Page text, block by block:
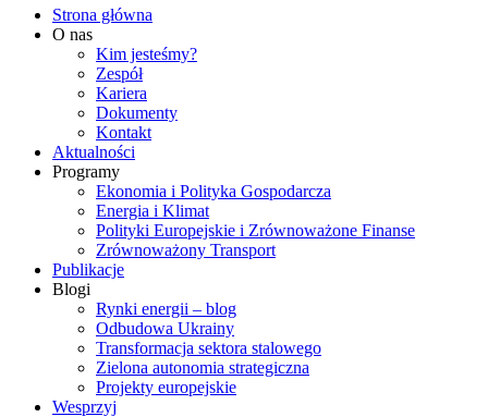
Strona główna
O nas
Kim jesteśmy?
Zespół
Kariera
Dokumenty
Kontakt
Aktualności
Programy
Ekonomia i Polityka Gospodarcza
Energia i Klimat
Polityki Europejskie i Zrównoważone Finanse
Zrównoważony Transport
Publikacje
Blogi
Rynki energii – blog
Odbudowa Ukrainy
Transformacja sektora stalowego
Zielona autonomia strategiczna
Projekty europejskie
Wesprzyj